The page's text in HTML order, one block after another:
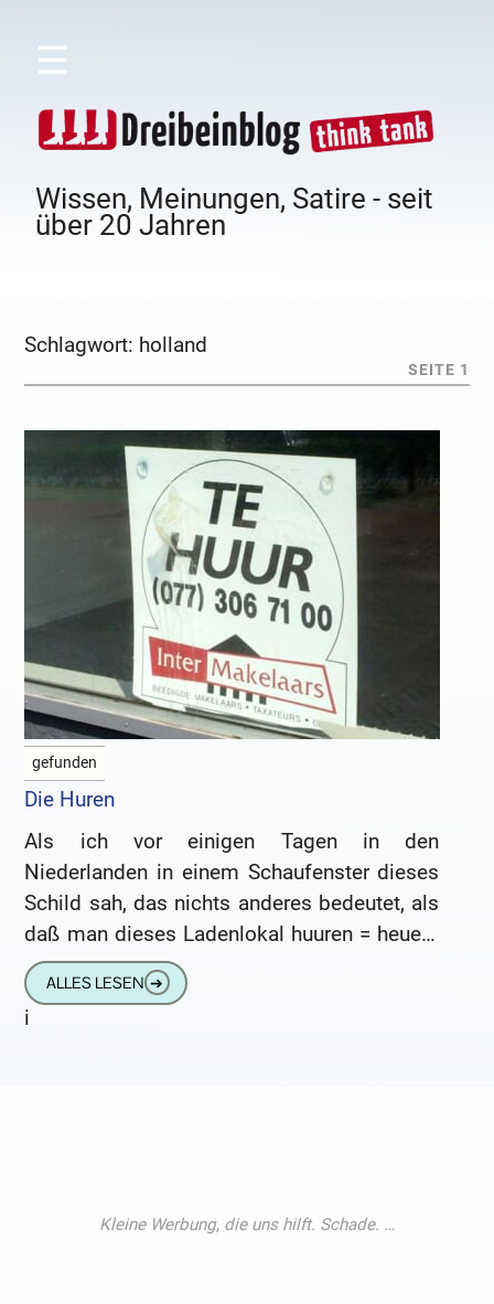
☰
Wissen, Meinungen, Satire - seit
über 20 Jahren
Schlagwort: holland
SEITE 1
gefunden
Die Huren
Als ich vor einigen Tagen in den
Niederlanden in einem Schaufenster dieses
Schild sah, das nichts anderes bedeutet, als
daß man dieses Ladenlokal huuren = heuern
(?) = mieten kann,
ALLES LESEN ➔
i